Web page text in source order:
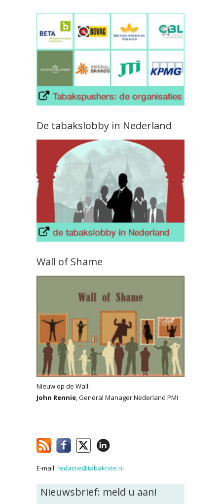
De tabakslobby in Nederland
Wall of Shame
Nieuw op de Wall:
John Rennie, General Manager Nederland PMI
E-mail: redactie@tabaknee.nl
Nieuwsbrief: meld u aan!